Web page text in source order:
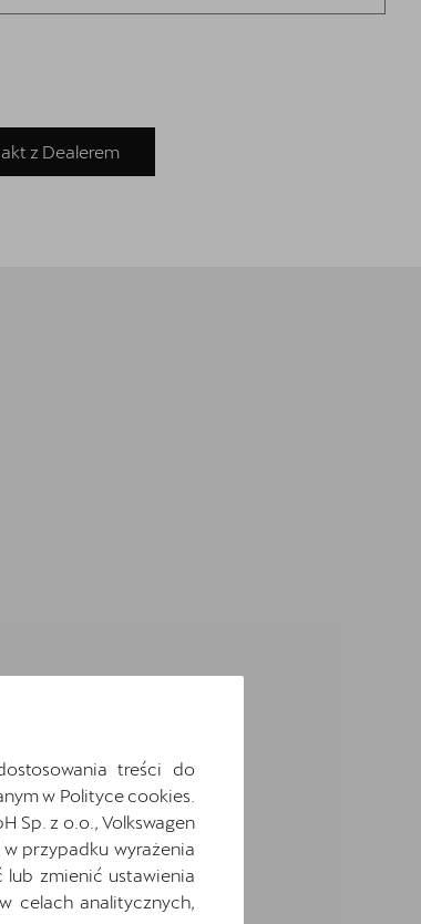
z Dealerem
treści do
w Polityce cookies.
Sp. z o.o., Volkswagen
przypadku wyrażenia
lub zmienić ustawienia
celach analitycznych,